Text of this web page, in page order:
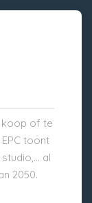
koop of te
toont
al
2050.